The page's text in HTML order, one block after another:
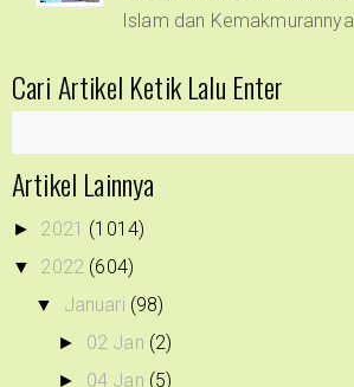
Islam dan Kemakmurannya
Cari Artikel Ketik Lalu Enter
Artikel Lainnya
► 2021 (1014)
▼ 2022 (604)
▼ Januari (98)
► 02 Jan (2)
► 04 Jan (5)